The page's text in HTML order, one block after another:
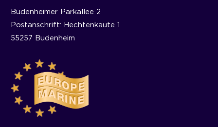
Budenheimer Parkallee 2
Postanschrift: Hechtenkaute 1
55257 Budenheim